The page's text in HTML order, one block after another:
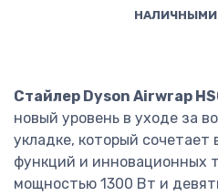
НАЛИЧНЫМИ
Стайлер Dyson Airwrap
новый уровень в уходе за
укладке, который сочетает
функций и инновационных
мощностью 1300 Вт и